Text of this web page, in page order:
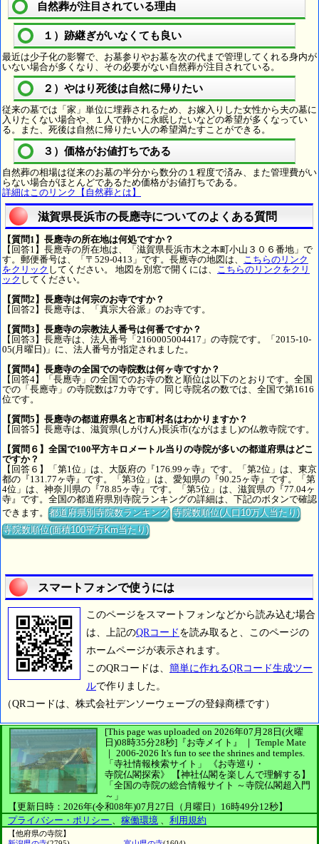
自然葬が注目されている理由
１）跡継ぎがいなくても良い
最近は少子化の影響で、お墓参りやお墓を次の代まで管理してくれる身内が
いない場合が多くなり、その必要がない自然葬が注目されている。
２）やはり死後は自然に帰りたい
従来の墓では「家」単位に埋葬されるため、お嫁入りした女性から夫の墓に
入りたくない場合や、１人で静かに永眠したいなどの希望が多くなってい
る。また、死後は自然に帰りたい人の希望満たすことができる。
３）価格がお値打ちである
自然葬の相場は従来のお墓の半分から数分の１程度で済み、また管理費がい
らない場合がほとんどであるため価格がお値打ちである。
詳細はこのリンク【自然葬とは】
滋賀県長浜市の長應寺についてのよくある質問
【質問1】長應寺の所在地は何処ですか？
【回答1】長應寺の所在地は、「滋賀県長浜市木之本町小山３０６番地」で
す。郵便番号は、「〒529-0413」です。長應寺の地図は、 こちらのリンク
をクリック してください。 地図を別窓で開くには、 こちらのリンクをクリ
ック してください。
【質問2】長應寺は何宗のお寺ですか？
【回答2】長應寺は、「真宗大谷派」のお寺です。
【質問3】長應寺の宗教法人番号は何番ですか？
【回答3】長應寺は、法人番号「2160005004417」の寺院です。「2015-10-
05(月曜日)」に、法人番号が指定されました。
【質問4】長應寺の全国での寺院数は何ヶ寺ですか？
【回答4】「長應寺」の全国でのお寺の数と順位は以下のとおりです。全国
での「長應寺」の寺院数は7カ寺です。同じ寺院名の数では、全国で第1616
位です。
【質問5】長應寺の都道府県名と市町村名はわかりますか？
【回答5】長應寺は、滋賀県(しがけん)長浜市(ながはまし)の仏教寺院です。
【質問６】全国で100平方キロメートル当りの寺院が多いの都道府県はどこ
ですか？
【回答６】「第1位」は、大阪府の『176.99ヶ寺』です。「第2位」は、東京
都の『131.77ヶ寺』です。「第3位」は、愛知県の『90.25ヶ寺』です。「第
4位」は、神奈川県の『78.85ヶ寺』です。「第5位」は、滋賀県の『77.04ヶ
寺』です。全国の都道府県別寺院ランキングの詳細は、下記のボタンで確認
できます。都道府県別寺院数ランキング 寺院数順位(人口10万人当たり)
寺院数順位(面積100平方Km当たり)
スマートフォンで使うには
このページをスマートフォンなどから読み込む場合
は、上記のQRコード を読み取ると、このページの
ホームページが表示されます。
このQRコードは、 簡単に作れるQRコード生成ツー
ルで作りました。
（QRコードは、株式会社デンソーウェーブの登録商標です）
[This page was uploaded on 2026年07月28日(火曜
日)08時35分28秒] 『お寺メイト』 ｜ Temple Mate
｜ 2006-2026 It's fun to see the shrines and temples.
「寺社情報検索サイト」
《お寺巡り・
寺院仏閣探索》
【神社仏閣を楽しんで理解する】
「全国の寺院の総合情報サイト ～寺院仏閣超入門
～」
【更新日時：2026年(令和08年)07月27日（月曜日）16時49分12秒】
プライバシー・ポリシー 、 稼働環境 、 利用規約
【他府県の寺院】